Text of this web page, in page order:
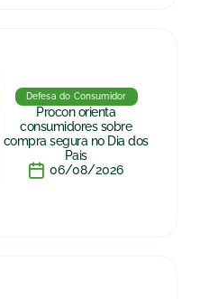
Defesa do Consumidor
Procon orienta
consumidores sobre
compra segura no Dia dos
Pais
06/08/2026